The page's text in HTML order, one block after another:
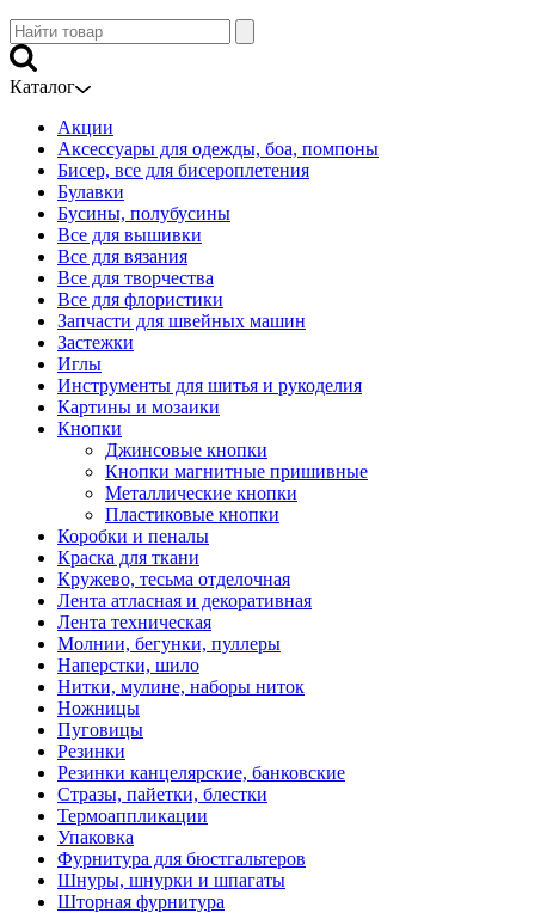
Каталог
Акции
Аксессуары для одежды, боа, помпоны
Бисер, все для бисероплетения
Булавки
Бусины, полубусины
Все для вышивки
Все для вязания
Все для творчества
Все для флористики
Запчасти для швейных машин
Застежки
Иглы
Инструменты для шитья и рукоделия
Картины и мозаики
Кнопки
Джинсовые кнопки
Кнопки магнитные пришивные
Металлические кнопки
Пластиковые кнопки
Коробки и пеналы
Краска для ткани
Кружево, тесьма отделочная
Лента атласная и декоративная
Лента техническая
Молнии, бегунки, пуллеры
Наперстки, шило
Нитки, мулине, наборы ниток
Ножницы
Пуговицы
Резинки
Резинки канцелярские, банковские
Стразы, пайетки, блестки
Термоаппликации
Упаковка
Фурнитура для бюстгальтеров
Шнуры, шнурки и шпагаты
Шторная фурнитура